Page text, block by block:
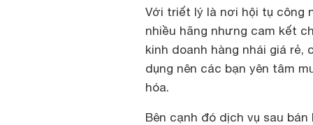
Với triết lý là nơi hội tụ công
nhiều hãng nhưng cam kết
kinh doanh hàng nhái giá rẻ,
dụng nên các bạn yên tâm
hóa.
Bên cạnh đó dịch vụ sau